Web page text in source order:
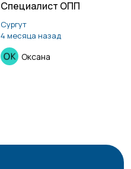
Специалист ОПП
Сургут
4 месяца назад
Оксана